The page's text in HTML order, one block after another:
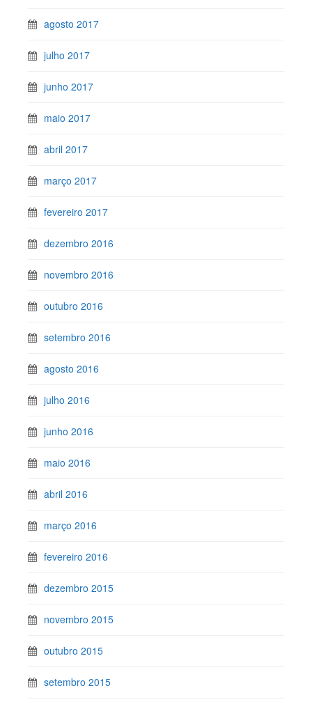
agosto 2017
julho 2017
junho 2017
maio 2017
abril 2017
março 2017
fevereiro 2017
dezembro 2016
novembro 2016
outubro 2016
setembro 2016
agosto 2016
julho 2016
junho 2016
maio 2016
abril 2016
março 2016
fevereiro 2016
dezembro 2015
novembro 2015
outubro 2015
setembro 2015